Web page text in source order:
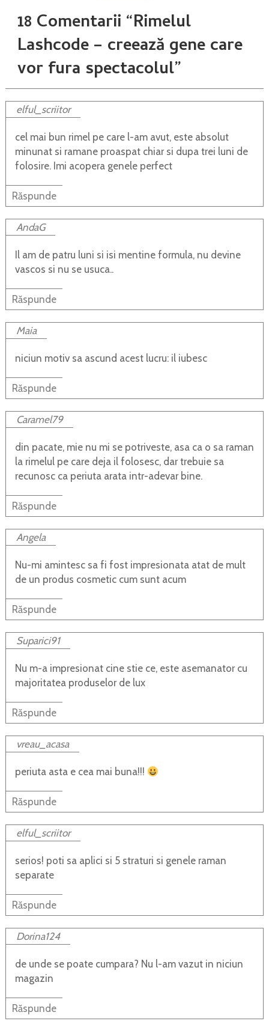
18 Comentarii “Rimelul
Lashcode – creează gene care
vor fura spectacolul”
elful_scriitor
cel mai bun rimel pe care l-am avut, este absolut
minunat si ramane proaspat chiar si dupa trei luni de
folosire. Imi acopera genele perfect
Răspunde
AndaG
Il am de patru luni si isi mentine formula, nu devine
vascos si nu se usuca..
Răspunde
Maia
niciun motiv sa ascund acest lucru: il iubesc
Răspunde
Caramel79
din pacate, mie nu mi se potriveste, asa ca o sa raman
la rimelul pe care deja il folosesc, dar trebuie sa
recunosc ca periuta arata intr-adevar bine.
Răspunde
Angela
Nu-mi amintesc sa fi fost impresionata atat de mult
de un produs cosmetic cum sunt acum
Răspunde
Suparici91
Nu m-a impresionat cine stie ce, este asemanator cu
majoritatea produselor de lux
Răspunde
vreau_acasa
periuta asta e cea mai buna!!!
Răspunde
elful_scriitor
serios! poti sa aplici si 5 straturi si genele raman
separate
Răspunde
Dorina124
de unde se poate cumpara? Nu l-am vazut in niciun
magazin
Răspunde